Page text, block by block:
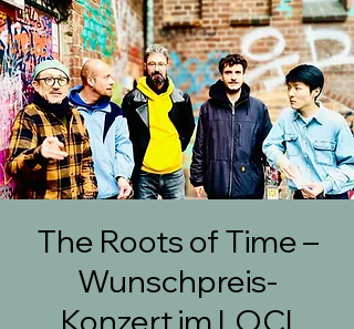
The Roots of Time –
Wunschpreis-
Konzert im LOCI